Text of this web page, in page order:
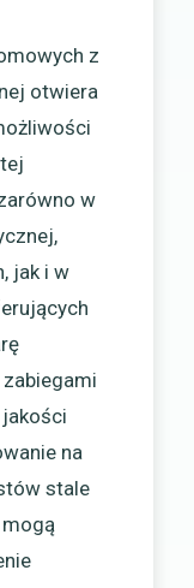
z
otwiera
w
jak i w
na
stale